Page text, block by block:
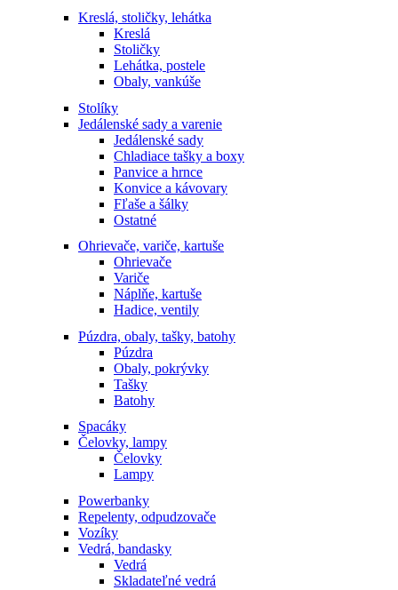
Kreslá, stoličky, lehátka
Kreslá
Stoličky
Lehátka, postele
Obaly, vankúše
Stolíky
Jedálenské sady a varenie
Jedálenské sady
Chladiace tašky a boxy
Panvice a hrnce
Konvice a kávovary
Fľaše a šálky
Ostatné
Ohrievače, variče, kartuše
Ohrievače
Variče
Náplňe, kartuše
Hadice, ventily
Púzdra, obaly, tašky, batohy
Púzdra
Obaly, pokrývky
Tašky
Batohy
Spacáky
Čelovky, lampy
Čelovky
Lampy
Powerbanky
Repelenty, odpudzovače
Vozíky
Vedrá, bandasky
Vedrá
Skladateľné vedrá